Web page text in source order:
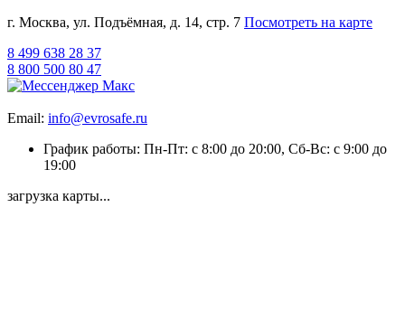
г. Москва, ул. Подъёмная, д. 14, стр. 7 Посмотреть на карте
8 499 638 28 37
8 800 500 80 47
Email: info@evrosafe.ru
График работы: Пн-Пт: с 8:00 до 20:00, Сб-Вс: с 9:00 до
19:00
загрузка карты...